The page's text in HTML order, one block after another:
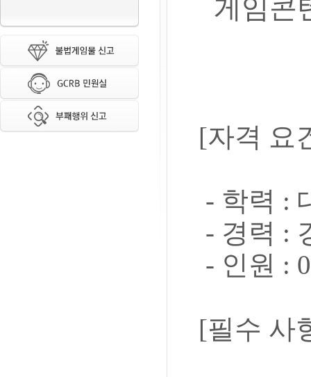
게임콘
[자격 요
- 학력 :
- 경력 :
- 인원 :
[필수 사